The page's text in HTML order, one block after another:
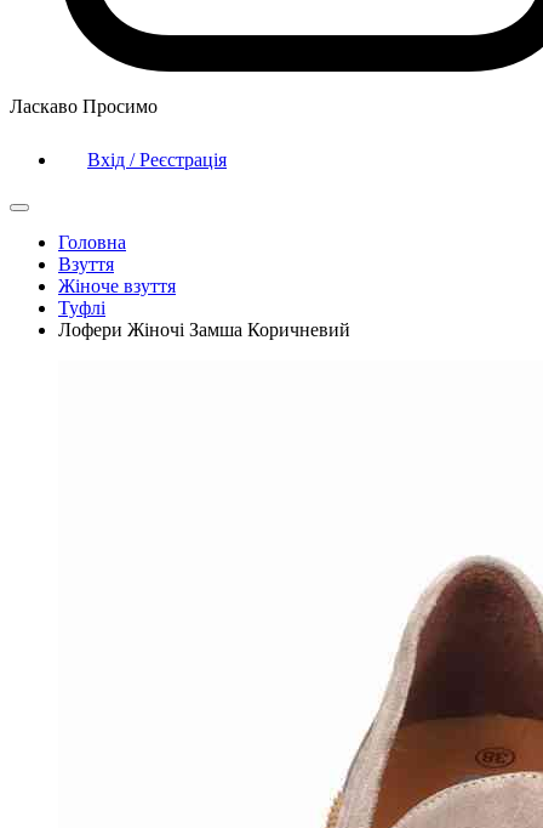
Ласкаво Просимо
Вхід / Реєстрація
Головна
Взуття
Жіноче взуття
Туфлі
Лофери Жіночі Замша Коричневий